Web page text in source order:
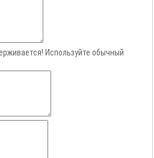
Используйте обычный